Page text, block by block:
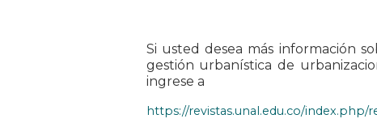
Si usted desea más información
gestión urbanística de
ingrese a
https://revistas.unal.edu.co/index.php/